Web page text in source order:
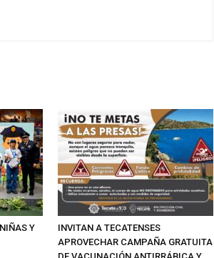
Y
INVITAN A TECATENSES
APROVECHAR CAMPAÑA GRATUITA